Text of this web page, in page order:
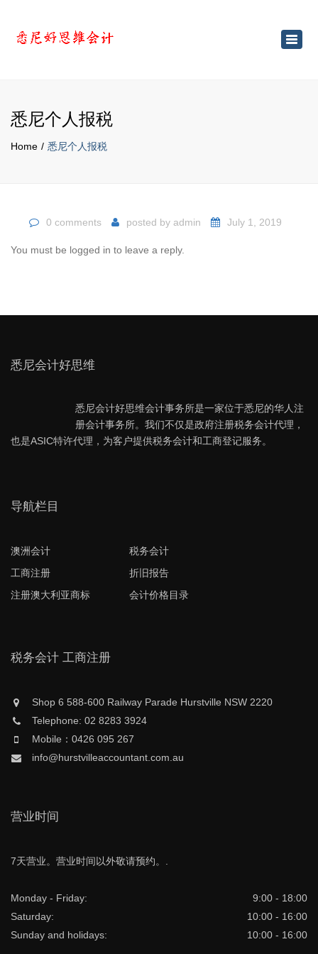
悉尼个人报税
Home 悉尼个人报税
0 comments posted by admin July 1, 2019
You must be logged in to leave a reply.
悉尼会计好思维
悉尼会计好思维会计事务所是一家位于悉尼的华人注
册会计事务所。我们不仅是政府注册税务会计代理，
也是ASIC特许代理，为客户提供税务会计和工商登记服务。
导航栏目
澳洲会计
税务会计
工商注册
折旧报告
注册澳大利亚商标
会计价格目录
税务会计 工商注册
Shop 6 588-600 Railway Parade Hurstville NSW 2220
Telephone: 02 8283 3924
Mobile：0426 095 267
info@hurstvilleaccountant.com.au
营业时间
7天营业。营业时间以外敬请预约。.
Monday - Friday:
9:00 - 18:00
Saturday:
10:00 - 16:00
Sunday and holidays:
10:00 - 16:00